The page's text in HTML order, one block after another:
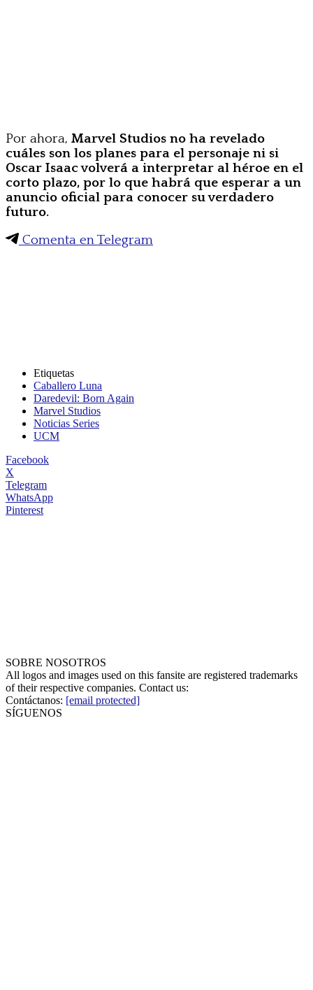
Por ahora, Marvel Studios no ha revelado
cuáles son los planes para el personaje ni si
Oscar Isaac volverá a interpretar al héroe en el
corto plazo, por lo que habrá que esperar a un
anuncio oficial para conocer su verdadero
futuro.
Comenta en Telegram
Etiquetas
Caballero Luna
Daredevil: Born Again
Marvel Studios
Noticias Series
UCM
Facebook
X
Telegram
WhatsApp
Pinterest
SOBRE NOSOTROS
All logos and images used on this fansite are registered trademarks
of their respective companies. Contact us:
Contáctanos: [email protected]
SÍGUENOS